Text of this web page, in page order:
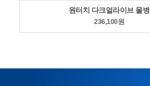
원터치 다크얼라이브 물병
236,100원